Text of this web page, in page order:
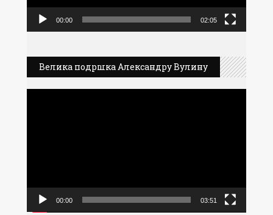
00:00 02:05
Велика подршка Александру Вулину
00:00 03:51